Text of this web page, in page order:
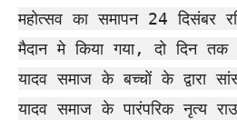
महोत्सव का समापन 24 दिसंबर
मैदान मे किया गया, दो दिन तक
यादव समाज के बच्चों के द्वारा
यादव समाज के पारंपरिक नृत्य